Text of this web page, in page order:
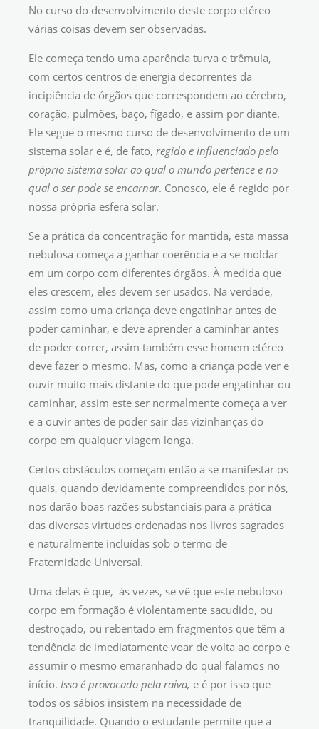
No curso do desenvolvimento deste corpo etéreo
várias coisas devem ser observadas.
Ele começa tendo uma aparência turva e trêmula,
com certos centros de energia decorrentes da
incipiência de órgãos que correspondem ao cérebro,
coração, pulmões, baço, fígado, e assim por diante.
Ele segue o mesmo curso de desenvolvimento de um
sistema solar e é, de fato, regido e influenciado pelo
próprio sistema solar ao qual o mundo pertence e no
qual o ser pode se encarnar. Conosco, ele é regido por
nossa própria esfera solar.
Se a prática da concentração for mantida, esta massa
nebulosa começa a ganhar coerência e a se moldar
em um corpo com diferentes órgãos. À medida que
eles crescem, eles devem ser usados. Na verdade,
assim como uma criança deve engatinhar antes de
poder caminhar, e deve aprender a caminhar antes
de poder correr, assim também esse homem etéreo
deve fazer o mesmo. Mas, como a criança pode ver e
ouvir muito mais distante do que pode engatinhar ou
caminhar, assim este ser normalmente começa a ver
e a ouvir antes de poder sair das vizinhanças do
corpo em qualquer viagem longa.
Certos obstáculos começam então a se manifestar os
quais, quando devidamente compreendidos por nós,
nos darão boas razões substanciais para a prática
das diversas virtudes ordenadas nos livros sagrados
e naturalmente incluídas sob o termo de
Fraternidade Universal.
Uma delas é que, às vezes, se vê que este nebuloso
corpo em formação é violentamente sacudido, ou
destroçado, ou rebentado em fragmentos que têm a
tendência de imediatamente voar de volta ao corpo e
assumir o mesmo emaranhado do qual falamos no
início. Isso é provocado pela raiva, e é por isso que
todos os sábios insistem na necessidade de
tranquilidade. Quando o estudante permite que a